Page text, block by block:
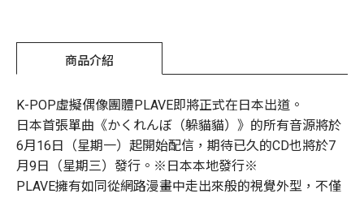
商品介紹
K-POP虛擬偶像團體PLAVE即將正式在日本出道。
日本首張單曲《かくれんぼ（躲貓貓）》的所有音源將於
6月16日（星期一）起開始配信，期待已久的CD也將於7
月9日（星期三）發行。※日本本地發行※
PLAVE擁有如同從網路漫畫中走出來般的視覺外型，不僅